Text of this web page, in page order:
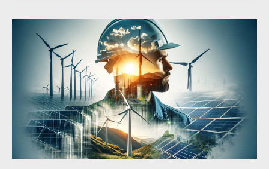
mention
Géographie
Aménager
transitions :
espace,
ressources,
société